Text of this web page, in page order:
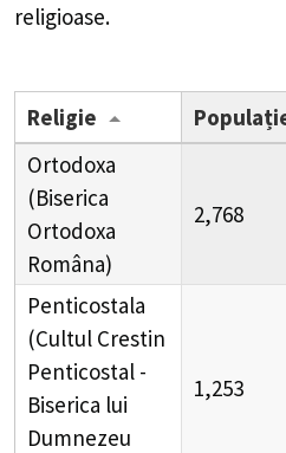
religioase.
Religie
Ortodoxa
(Biserica
Ortodoxa
Româna)
2,768
Penticostala
(Cultul Crestin
Penticostal -
Biserica lui
Dumnezeu
1,253